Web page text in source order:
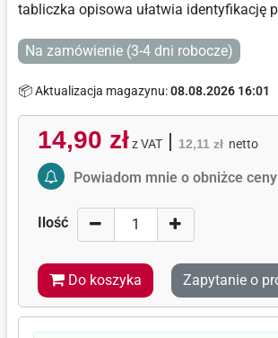
tabliczka opisowa ułatwia identyfikację
Na zamówienie (3-4 dni robocze)
📦 Aktualizacja magazynu:08.08.2026 16:01
14,90 zł z VAT| 12,11 zł netto
Activate Price Alert
Powiadom mnie o obniżce ceny
Ilość
Do koszyka Zapytanie o